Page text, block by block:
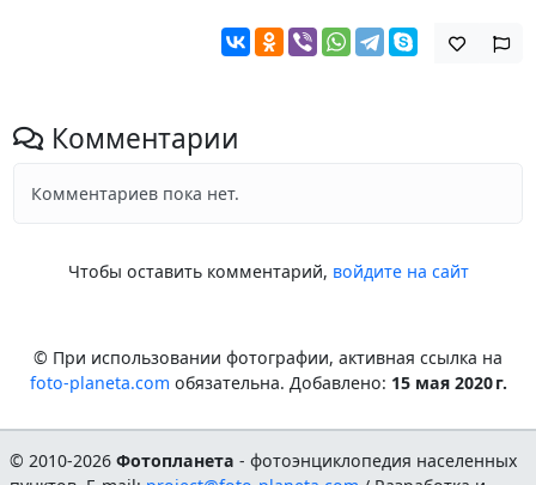
Комментарии
Комментариев пока нет.
Чтобы оставить комментарий, войдите на сайт
© При использовании фотографии, активная ссылка на
foto-planeta.com обязательна. Добавлено: 15 мая 2020 г.
© 2010-2026Фотопланета - фотоэнциклопедия населенных